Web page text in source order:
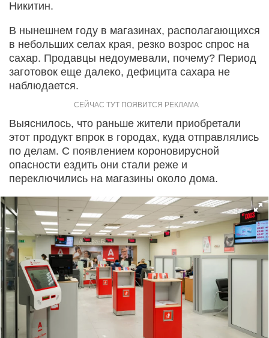
Никитин.
В нынешнем году в магазинах, располагающихся
в небольших селах края, резко возрос спрос на
сахар. Продавцы недоумевали, почему? Период
заготовок еще далеко, дефицита сахара не
наблюдается.
Выяснилось, что раньше жители приобретали
этот продукт впрок в городах, куда отправлялись
по делам. С появлением короновирусной
опасности ездить они стали реже и
переключились на магазины около дома.